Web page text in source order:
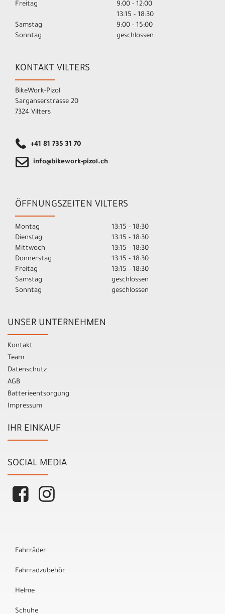
Freitag
9:00 - 12:00
13:15 - 18:30
Samstag
9:00 - 15:00
Sonntag
geschlossen
KONTAKT VILTERS
BikeWork-Pizol
Sarganserstrasse 20
7324 Vilters
+41 81 735 31 70
info@bikework-pizol.ch
ÖFFNUNGSZEITEN VILTERS
Montag
13:15 - 18:30
Dienstag
13:15 - 18:30
Mittwoch
13:15 - 18:30
Donnerstag
13:15 - 18:30
Freitag
13:15 - 18:30
Samstag
geschlossen
Sonntag
geschlossen
UNSER UNTERNEHMEN
Kontakt
Team
Datenschutz
AGB
Batterieentsorgung
Impressum
IHR EINKAUF
SOCIAL MEDIA
Fahrräder
Fahrradzubehör
Helme
Schuhe